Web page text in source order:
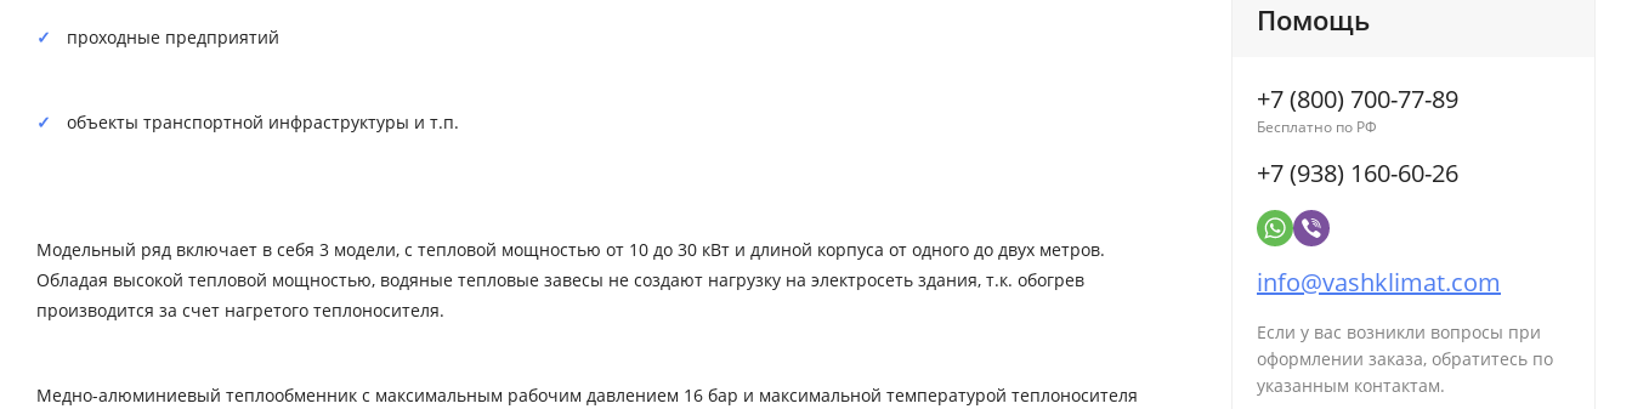
проходные предприятий
объекты транспортной инфраструктуры и т.п.
Модельный ряд включает в себя 3 модели, с тепловой мощностью от 10 до 30 кВт и длиной корпуса от одного до двух метров.
Обладая высокой тепловой мощностью, водяные тепловые завесы не создают нагрузку на электросеть здания, т.к. обогрев
производится за счет нагретого теплоносителя.
Медно-алюминиевый теплообменник с максимальным рабочим давлением 16 бар и максимальной температурой теплоносителя
Помощь
+7 (800) 700-77-89
Бесплатно по РФ
+7 (938) 160-60-26
info@vashklimat.com
Если у вас возникли вопросы при
оформлении заказа, обратитесь по
указанным контактам.